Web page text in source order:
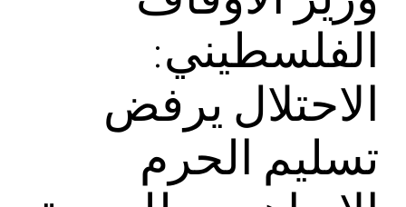
الفلسطيني:
الاحتلال يرفض
تسليم الحرم